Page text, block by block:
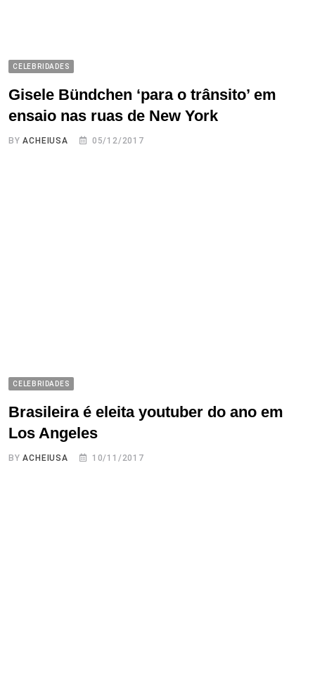
CELEBRIDADES
Gisele Bündchen ‘para o trânsito’ em
ensaio nas ruas de New York
BYACHEIUSA 05/12/2017
CELEBRIDADES
Brasileira é eleita youtuber do ano em
Los Angeles
BYACHEIUSA 10/11/2017